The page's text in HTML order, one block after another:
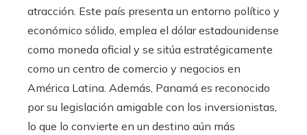
atracción. Este país presenta un entorno político y
económico sólido, emplea el dólar estadounidense
como moneda oficial y se sitúa estratégicamente
como un centro de comercio y negocios en
América Latina. Además, Panamá es reconocido
por su legislación amigable con los inversionistas,
lo que lo convierte en un destino aún más